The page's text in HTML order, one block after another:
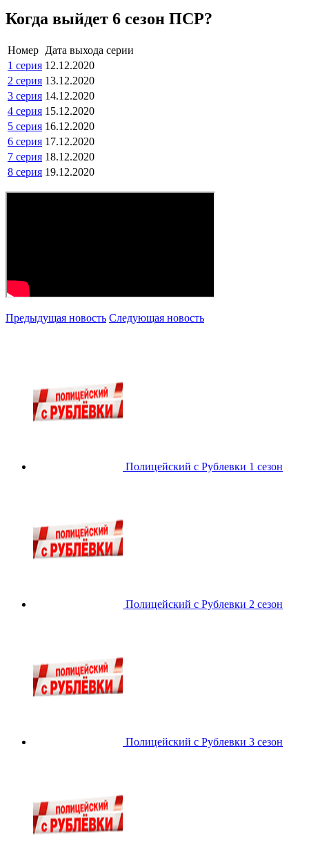
Когда выйдет 6 сезон ПСР?
Номер Дата выхода серии
1 серия 12.12.2020
2 серия 13.12.2020
3 серия 14.12.2020
4 серия 15.12.2020
5 серия 16.12.2020
6 серия 17.12.2020
7 серия 18.12.2020
8 серия 19.12.2020
Предыдущая новость Следующая новость
Полицейский с Рублевки 1 сезон
Полицейский с Рублевки 2 сезон
Полицейский с Рублевки 3 сезон